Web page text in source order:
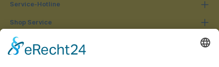
Service-Hotline
Shop Service
Informationen